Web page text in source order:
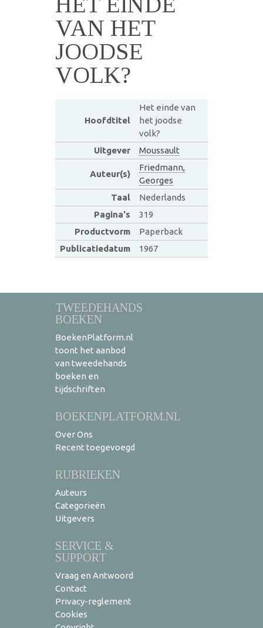
VAN HET
JOODSE
VOLK?
Hoofdtitel
Het einde van
het joodse
volk?
Uitgever
Moussault
Auteur(s)
Friedmann,
Georges
Taal
Nederlands
Pagina's
319
Productvorm
Paperback
Publicatiedatum
1967
TWEEDEHANDS
BOEKEN
BoekenPlatform.nl
toont het aanbod
van tweedehands
boeken en
tijdschriften
BOEKENPLATFORM.NL
Over Ons
Recent toegevoegd
RUBRIEKEN
Auteurs
Categorieën
Uitgevers
SERVICE &
SUPPORT
Vraag en Antwoord
Contact
Privacy-reglement
Cookies